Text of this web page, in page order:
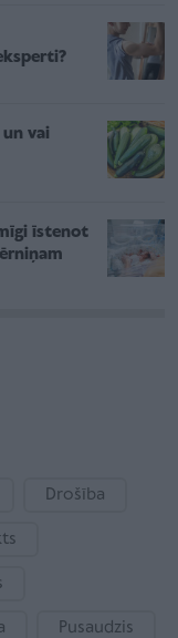
vai
īstenot
Drošība
Pusaudzis